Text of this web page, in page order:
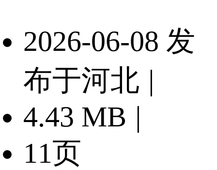
2026-06-08 发
布于河北 |
4.43 MB |
11页